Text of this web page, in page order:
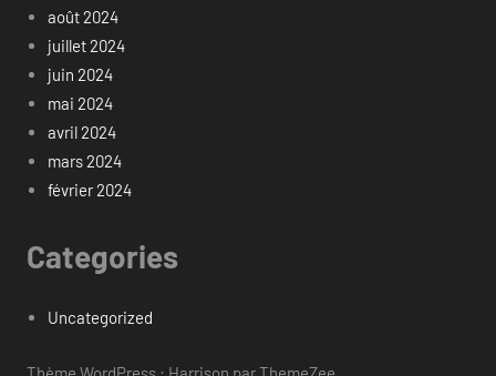
août 2024
juillet 2024
juin 2024
mai 2024
avril 2024
mars 2024
février 2024
Categories
Uncategorized